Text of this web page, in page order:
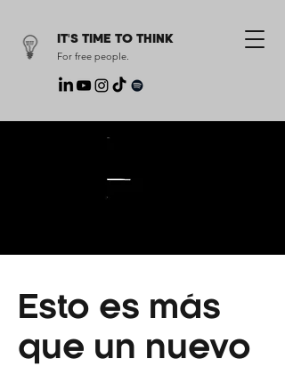
IT'S TIME TO THINK
For free people.
Esto es más
que un nuevo